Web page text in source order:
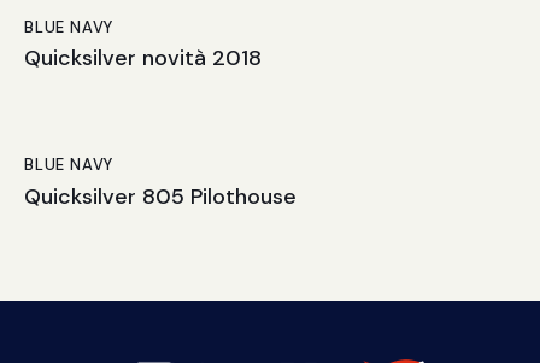
BLUE NAVY
Quicksilver novità 2018
BLUE NAVY
Quicksilver 805 Pilothouse